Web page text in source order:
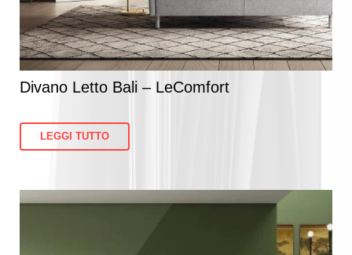
Divano Letto Bali – LeComfort
LEGGI TUTTO